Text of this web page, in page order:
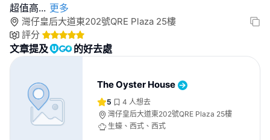
超值高... 更多
灣仔皇后大道東202號QRE Plaza 25樓
評分
文章提及 的好去處
The Oyster House
5 4 人想去
灣仔皇后大道東202號QRE Plaza 25樓
生蠔、西式、西式